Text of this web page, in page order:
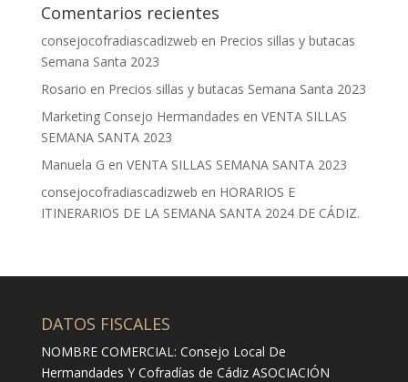
Comentarios recientes
consejocofradiascadizweb en Precios sillas y butacas
Semana Santa 2023
Rosario en Precios sillas y butacas Semana Santa 2023
Marketing Consejo Hermandades en VENTA SILLAS
SEMANA SANTA 2023
Manuela G en VENTA SILLAS SEMANA SANTA 2023
consejocofradiascadizweb en HORARIOS E
ITINERARIOS DE LA SEMANA SANTA 2024 DE CÁDIZ.
DATOS FISCALES
NOMBRE COMERCIAL: Consejo Local De
Hermandades Y Cofradías de Cádiz ASOCIACIÓN